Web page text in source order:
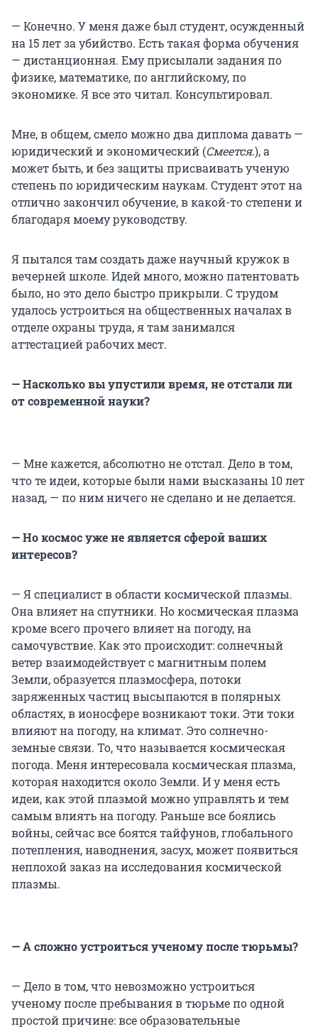
— Конечно. У меня даже был студент, осужденный
на 15 лет за убийство. Есть такая форма обучения
— дистанционная. Ему присылали задания по
физике, математике, по английскому, по
экономике. Я все это читал. Консультировал.
Мне, в общем, смело можно два диплома давать —
юридический и экономический (Смеется.), а
может быть, и без защиты присваивать ученую
степень по юридическим наукам. Студент этот на
отлично закончил обучение, в какой-то степени и
благодаря моему руководству.
Я пытался там создать даже научный кружок в
вечерней школе. Идей много, можно патентовать
было, но это дело быстро прикрыли. С трудом
удалось устроиться на общественных началах в
отделе охраны труда, я там занимался
аттестацией рабочих мест.
— Насколько вы упустили время, не отстали ли
от современной науки?
— Мне кажется, абсолютно не отстал. Дело в том,
что те идеи, которые были нами высказаны 10 лет
назад, — по ним ничего не сделано и не делается.
— Но космос уже не является сферой ваших
интересов?
— Я специалист в области космической плазмы.
Она влияет на спутники. Но космическая плазма
кроме всего прочего влияет на погоду, на
самочувствие. Как это происходит: солнечный
ветер взаимодействует с магнитным полем
Земли, образуется плазмосфера, потоки
заряженных частиц высыпаются в полярных
областях, в ионосфере возникают токи. Эти токи
влияют на погоду, на климат. Это солнечно-
земные связи. То, что называется космическая
погода. Меня интересовала космическая плазма,
которая находится около Земли. И у меня есть
идеи, как этой плазмой можно управлять и тем
самым влиять на погоду. Раньше все боялись
войны, сейчас все боятся тайфунов, глобального
потепления, наводнения, засух, может появиться
неплохой заказ на исследования космической
плазмы.
— А сложно устроиться ученому после тюрьмы?
— Дело в том, что невозможно устроиться
ученому после пребывания в тюрьме по одной
простой причине: все образовательные